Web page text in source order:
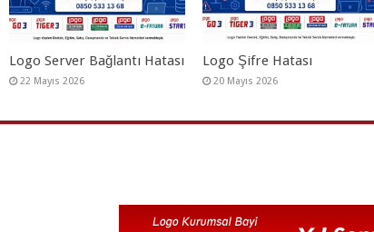
Logo Server Bağlantı Hatası
22 Mayıs 2026
Logo Şifre Hatası
20 Mayıs 2026